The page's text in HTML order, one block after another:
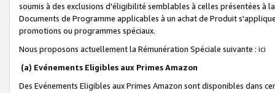
soumis à des exclusions d'éligibilité semblables à celles présentées à
Documents de Programme applicables à un achat de Produit
promotions ou programmes spéciaux.
Nous proposons actuellement la Rémunération Spéciale suivante : ici
(a) Evénements Eligibles aux Primes Amazon
Des Evénements Eligibles aux Primes Amazon sont disponibles dans